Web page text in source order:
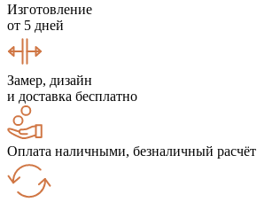
Изготовление
от 5 дней
Замер, дизайн
и доставка бесплатно
Оплата наличными, безналичный расчёт